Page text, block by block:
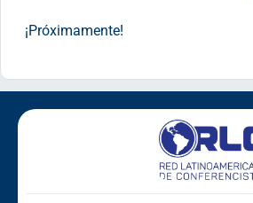
¡Próximamente!